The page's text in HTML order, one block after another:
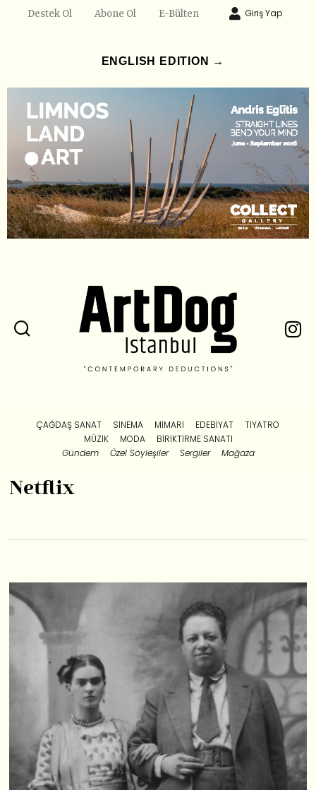
Destek Ol Abone Ol E-Bülten Giriş Yap
ENGLISH EDITION →
ÇAĞDAŞ SANAT SINEMA MIMARI EDEBIYAT
TIYATRO
MÜZIK
MODA
BIRIKTIRME SANATI
Gündem
Özel Söyleşiler Sergiler Mağaza
Netflix